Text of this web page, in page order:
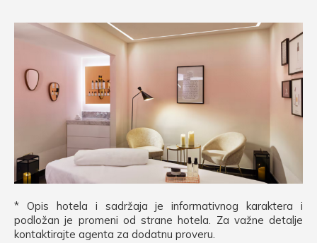
* Opis hotela i sadržaja je informativnog karaktera i
podložan je promeni od strane hotela. Za važne detalje
kontaktirajte agenta za dodatnu proveru.